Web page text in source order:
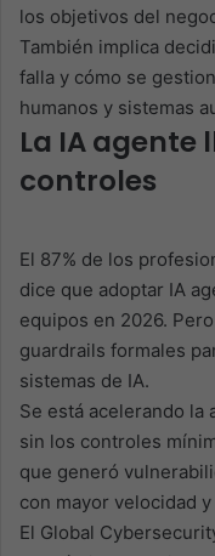
los objetivos del
También implica
falla y cómo se
humanos y sistemas
La IA agente
controles
El 87% de los
dice que adoptar IA
equipos en 2026.
guardrails formales
sistemas de IA.
Se está acelerando la
sin los controles
que generó
con mayor velocidad
El Global